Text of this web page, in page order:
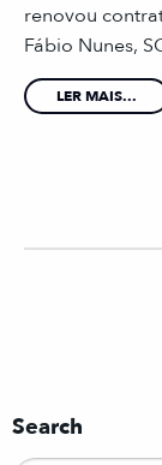
renovou
Fábio Nunes,
LER MAIS...
Search